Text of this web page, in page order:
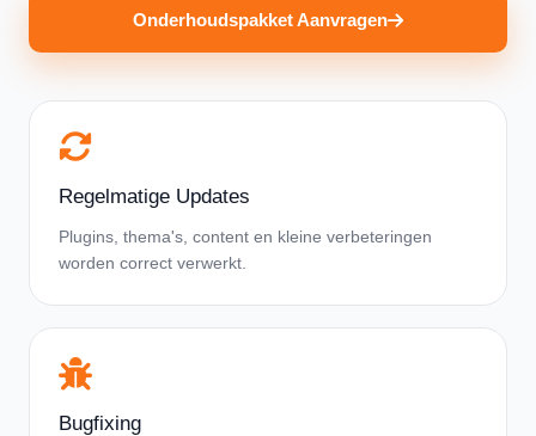
Onderhoudspakket Aanvragen
Regelmatige Updates
Plugins, thema's, content en kleine verbeteringen
worden correct verwerkt.
Bugfixing